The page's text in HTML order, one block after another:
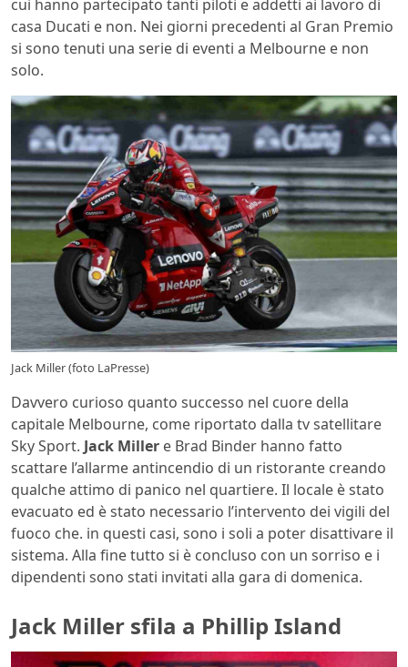
cui hanno partecipato tanti piloti e addetti ai lavoro di
casa Ducati e non. Nei giorni precedenti al Gran Premio
si sono tenuti una serie di eventi a Melbourne e non
solo.
Jack Miller (foto LaPresse)
Davvero curioso quanto successo nel cuore della
capitale Melbourne, come riportato dalla tv satellitare
Sky Sport. Jack Miller e Brad Binder hanno fatto
scattare l’allarme antincendio di un ristorante creando
qualche attimo di panico nel quartiere. Il locale è stato
evacuato ed è stato necessario l’intervento dei vigili del
fuoco che. in questi casi, sono i soli a poter disattivare il
sistema. Alla fine tutto si è concluso con un sorriso e i
dipendenti sono stati invitati alla gara di domenica.
Jack Miller sfila a Phillip Island